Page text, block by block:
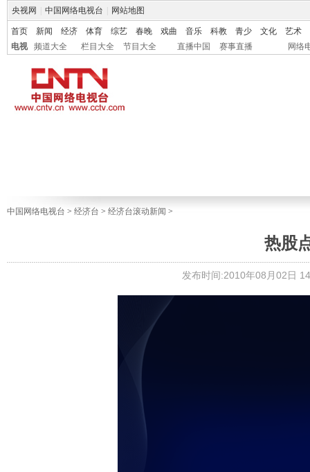
央视网 中国网络电视台 网站地图
首页 新闻 经济 体育 综艺 春晚 戏曲 音乐 科教 青少 文化
艺术
电视
频道大全 栏目大全 节目大全 直播中国 赛事直播 网络
中国网络电视台 > 经济台 > 经济台滚动新闻 >
热股
发布时间:2010年08月02日